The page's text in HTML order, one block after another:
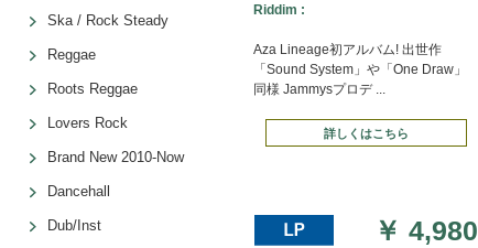
Riddim :
Aza Lineage初アルバム! 出世作
「Sound System」や「One Draw」
同様 Jammysプロデ ...
詳しくはこちら
￥4,980
Ska / Rock Steady
Reggae
Roots Reggae
Lovers Rock
Brand New 2010-Now
Dancehall
Dub/Inst